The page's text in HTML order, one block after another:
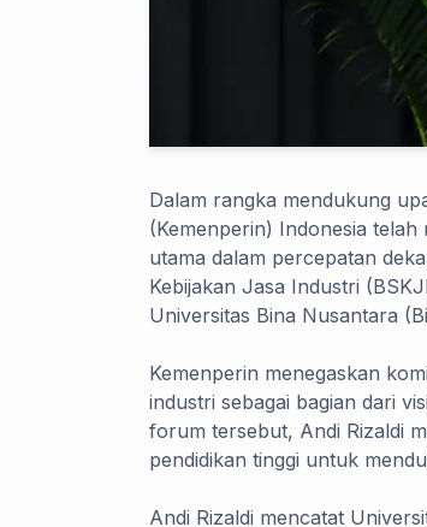
Dalam rangka mendukung
(Kemenperin) Indonesia
utama dalam percepatan
Kebijakan Jasa Industri
Universitas Bina Nusantara
Kemenperin menegaskan
industri sebagai bagian dari
forum tersebut, Andi Rizaldi
pendidikan tinggi untuk
Andi Rizaldi mencatat